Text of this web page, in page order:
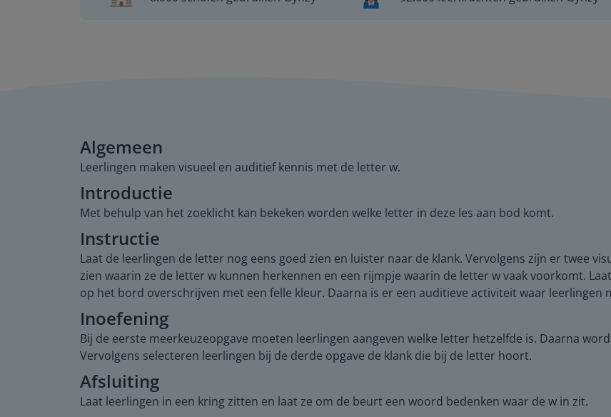
Algemeen
Leerlingen maken visueel en auditief kennis met de letter w.
Introductie
Met behulp van het zoeklicht kan bekeken worden welke letter in deze les aan bod komt.
Instructie
Laat de leerlingen de letter nog eens goed zien en luister naar de klank. Vervolgens zijn er twee
zien waarin ze de letter w kunnen herkennen en een rijmpje waarin de letter w vaak voorkomt.
op het bord overschrijven met een felle kleur. Daarna is er een auditieve activiteit waar
Inoefening
Bij de eerste meerkeuzeopgave moeten leerlingen aangeven welke letter hetzelfde is. Daarna
Vervolgens selecteren leerlingen bij de derde opgave de klank die bij de letter hoort.
Afsluiting
Laat leerlingen in een kring zitten en laat ze om de beurt een woord bedenken waar de w in zit.